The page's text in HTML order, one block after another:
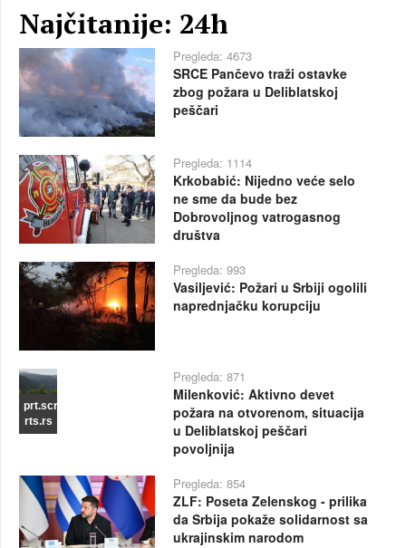
Najčitanije: 24h
Pregleda: 4673
SRCE Pančevo traži ostavke
zbog požara u Deliblatskoj
peščari
Pregleda: 1114
Krkobabić: Nijedno veće selo
ne sme da bude bez
Dobrovoljnog vatrogasnog
društva
Pregleda: 993
Vasiljević: Požari u Srbiji ogolili
naprednjačku korupciju
prt.scr
rts.rs
Pregleda: 871
Milenković: Aktivno devet
požara na otvorenom, situacija
u Deliblatskoj peščari
povoljnija
Pregleda: 854
ZLF: Poseta Zelenskog - prilika
da Srbija pokaže solidarnost sa
ukrajinskim narodom